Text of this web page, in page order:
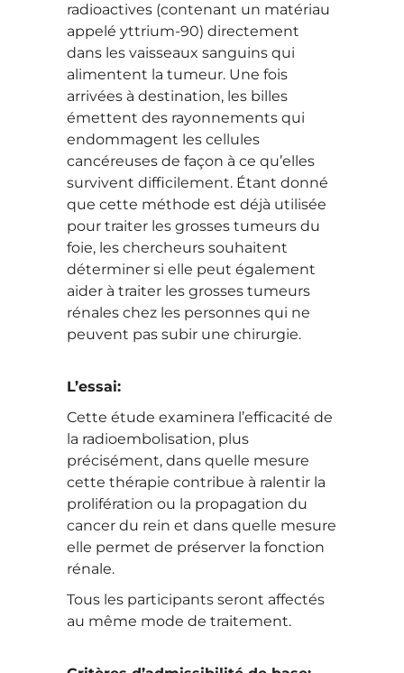
radioactives (contenant un matériau
appelé yttrium-90) directement
dans les vaisseaux sanguins qui
alimentent la tumeur. Une fois
arrivées à destination, les billes
émettent des rayonnements qui
endommagent les cellules
cancéreuses de façon à ce qu’elles
survivent difficilement. Étant donné
que cette méthode est déjà utilisée
pour traiter les grosses tumeurs du
foie, les chercheurs souhaitent
déterminer si elle peut également
aider à traiter les grosses tumeurs
rénales chez les personnes qui ne
peuvent pas subir une chirurgie.
L’essai:
Cette étude examinera l’efficacité de
la radioembolisation, plus
précisément, dans quelle mesure
cette thérapie contribue à ralentir la
prolifération ou la propagation du
cancer du rein et dans quelle mesure
elle permet de préserver la fonction
rénale.
Tous les participants seront affectés
au même mode de traitement.